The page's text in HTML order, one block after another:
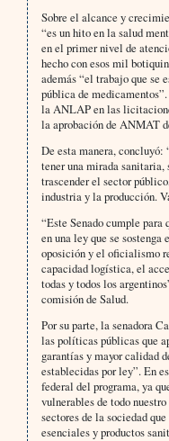
Sobre el alcance y
“es un hito en la salud
en el primer nivel de
hecho con esos mil
además “el trabajo que se
pública de
la ANLAP en las
la aprobación de ANMAT
De esta manera, concluyó:
tener una mirada
trascender el sector
industria y la producción.
“Este Senado cumple para
en una ley que se
oposición y el oficialismo
capacidad logística, el
todas y todos los
comisión de Salud.
Por su parte, la senadora
las políticas públicas que
garantías y mayor calidad
establecidas por ley”. En
federal del programa, ya
vulnerables de todo
sectores de la sociedad
esenciales y productos